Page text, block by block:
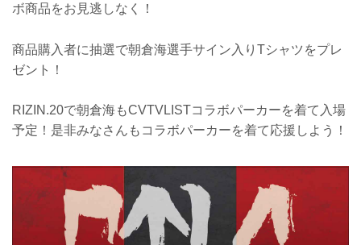
ボ商品をお見逃しなく！
商品購入者に抽選で朝倉海選手サイン入りTシャツをプレ
ゼント！
RIZIN.20で朝倉海もCVTVLISTコラボパーカーを着て入場
予定！是非みなさんもコラボパーカーを着て応援しよう！